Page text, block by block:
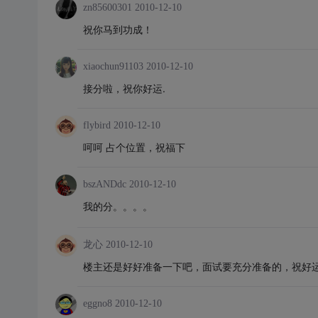
zn85600301 2010-12-10
祝你马到功成！
xiaochun91103 2010-12-10
接分啦，祝你好运.
flybird 2010-12-10
呵呵 占个位置，祝福下
bszANDdc 2010-12-10
我的分。。。。
龙心 2010-12-10
楼主还是好好准备一下吧，面试要充分准备的，祝好
eggno8 2010-12-10